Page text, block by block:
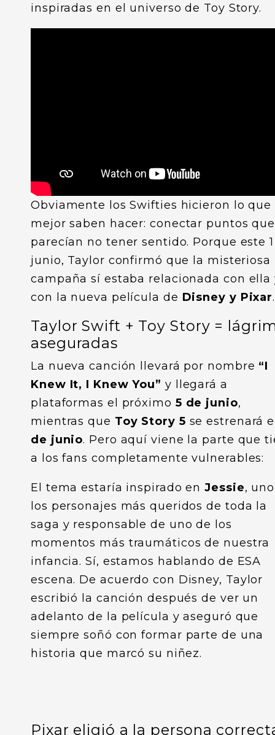
inspiradas en el universo de Toy Story.
Obviamente los Swifties hicieron lo que
mejor saben hacer: conectar puntos que
parecían no tener sentido. Porque este
junio, Taylor confirmó que la misteriosa
campaña sí estaba relacionada con ella
con la nueva película de Disney y Pixar.
Taylor Swift + Toy Story =
aseguradas
La nueva canción llevará por nombre “I
Knew It, I Knew You” y llegará a
plataformas el próximo 5 de junio,
mientras que Toy Story 5 se estrenará
de junio. Pero aquí viene la parte que
a los fans completamente vulnerables:
El tema estaría inspirado enJessie,
los personajes más queridos de toda la
saga y responsable de uno de los
momentos más traumáticos de nuestra
infancia. Sí, estamos hablando de ESA
escena. De acuerdo con Disney, Taylor
escribió la canción después de ver un
adelanto de la película y aseguró que
siempre soñó con formar parte de una
historia que marcó su niñez.
Pixar eligió a la persona